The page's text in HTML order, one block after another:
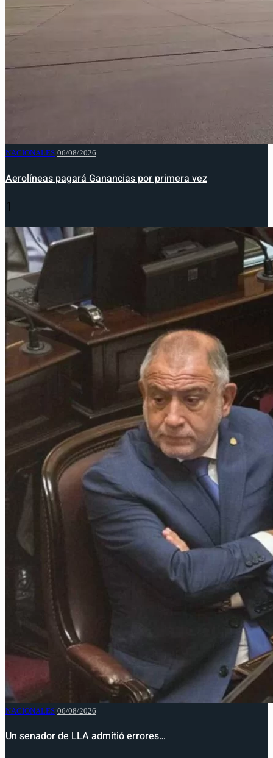
NACIONALES 06/08/2026
Aerolíneas pagará Ganancias por primera vez
1
NACIONALES 06/08/2026
Un senador de LLA admitió errores…